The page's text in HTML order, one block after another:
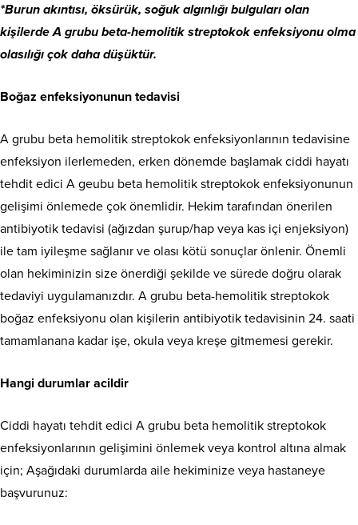
*Burun akıntısı, öksürük, soğuk algınlığı bulguları olan
kişilerde A grubu beta-hemolitik streptokok enfeksiyonu olma
olasılığı çok daha düşüktür.
Boğaz enfeksiyonunun tedavisi
A grubu beta hemolitik streptokok enfeksiyonlarının tedavisine
enfeksiyon ilerlemeden, erken dönemde başlamak ciddi hayatı
tehdit edici A geubu beta hemolitik streptokok enfeksiyonunun
gelişimi önlemede çok önemlidir. Hekim tarafından önerilen
antibiyotik tedavisi (ağızdan şurup/hap veya kas içi enjeksiyon)
ile tam iyileşme sağlanır ve olası kötü sonuçlar önlenir. Önemli
olan hekiminizin size önerdiği şekilde ve sürede doğru olarak
tedaviyi uygulamanızdır. A grubu beta-hemolitik streptokok
boğaz enfeksiyonu olan kişilerin antibiyotik tedavisinin 24. saati
tamamlanana kadar işe, okula veya kreşe gitmemesi gerekir.
Hangi durumlar acildir
Ciddi hayatı tehdit edici A grubu beta hemolitik streptokok
enfeksiyonlarının gelişimini önlemek veya kontrol altına almak
için; Aşağıdaki durumlarda aile hekiminize veya hastaneye
başvurunuz: